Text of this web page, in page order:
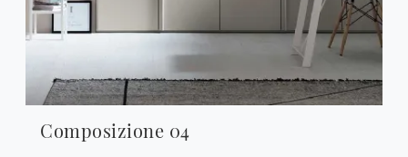
Composizione 04